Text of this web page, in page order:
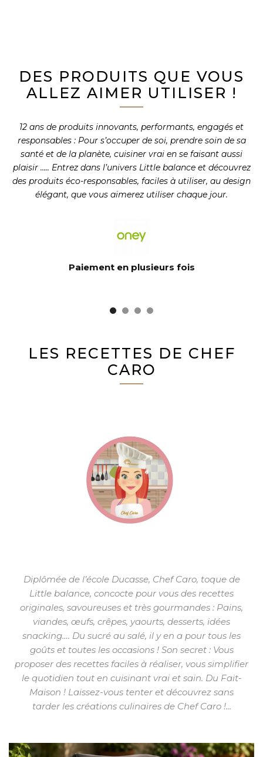
DES PRODUITS QUE VOUS
ALLEZ AIMER UTILISER !
12 ans de produits innovants, performants, engagés et
responsables : Pour s’occuper de soi, prendre soin de sa
santé et de la planète, cuisiner vrai en se faisant aussi
plaisir ….. Entrez dans l’univers Little balance et découvrez
des produits éco-responsables, faciles à utiliser, au design
élégant, que vous aimerez utiliser chaque jour.
Paiement en plusieurs fois
LES RECETTES DE CHEF
CARO
Diplômée de l’école Ducasse, Chef Caro, toque de
Little balance, concocte pour vous des recettes
originales, savoureuses et très gourmandes : Pains,
viandes, œufs, crêpes, yaourts, desserts, idées
snacking…. Du sucré au salé, il y en a pour tous les
goûts et toutes les occasions ! Son secret : Vous
proposer des recettes faciles à réaliser, vous simplifier
le quotidien tout en cuisinant vrai et sain. Du Fait-
Maison ! Laissez-vous tenter et découvrez sans
tarder les créations culinaires de Chef Caro !...